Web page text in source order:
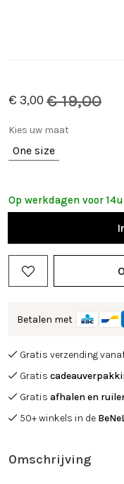
€ 19,00
€ 3,00
Kies uw maat
One size
Op werkdagen voor
Betalen met
Gratis verzending
Gratis
Gratis afhalen en
50+ winkels in de
Omschrijving